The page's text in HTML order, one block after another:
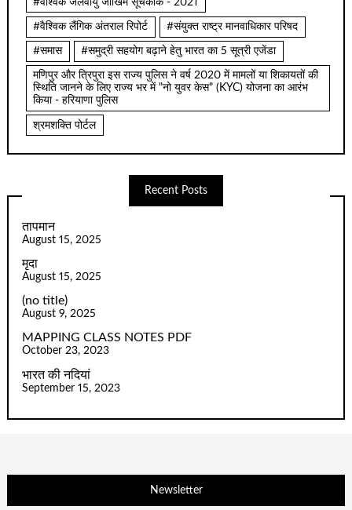
#वैश्विक जलवायु जोखिम सूचकांक - 2021
#वैश्विक लैंगिक अंतराल रिपोर्ट #संयुक्त राष्ट्र मानवाधिकार परिषद
#समास #समुद्री सहयोग बढ़ाने हेतु भारत का 5 सूत्री एजेंडा
मणिपुर और त्रिपुरा इस राज्य पुलिस ने वर्ष 2020 में मामलों या शिकायतों की
स्थिति जानने के लिए राज्य भर में "नो युवर केस" (KYC) योजना का आरंभ
किया - हरियाणा पुलिस
श्रमशक्ति पोर्टल
Recent Posts
तापमान
August 15, 2025
मृदा
August 15, 2025
(no title)
August 9, 2025
MAPPING CLASS NOTES PDF
October 23, 2023
भारत की नदियां
September 15, 2023
Newsletter